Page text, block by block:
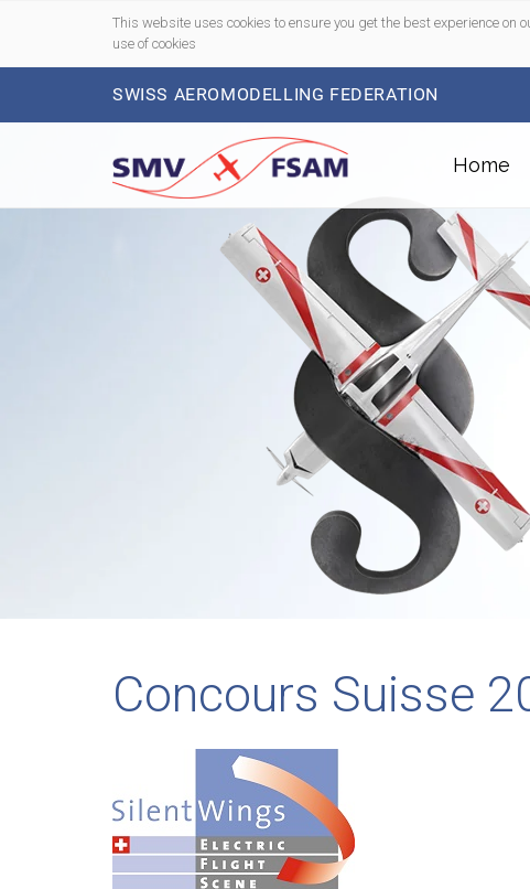
This website uses cookies to ensure you get the best experience
use of cookies
SWISS AEROMODELLING FEDERATION
Home
Concours Suisse